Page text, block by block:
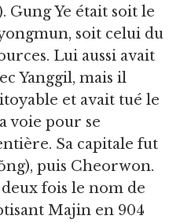
). Gung Ye était soit le
soit celui du
Lui aussi avait
Yanggil, mais il
et avait tué le
voie pour se
Sa capitale fut
puis Cheorwon.
fois le nom de
Majin en 904